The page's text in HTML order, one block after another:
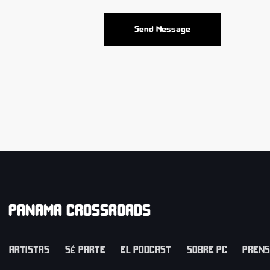
Send Message
PANAMA CROSSROADS
ARTISTAS SÉ PARTE EL PODCAST SOBRE PC